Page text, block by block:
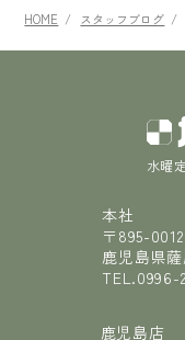
HOME スタッフブログ
水曜
本社
〒895-0012
鹿児島県
TEL.0996-
鹿児島店